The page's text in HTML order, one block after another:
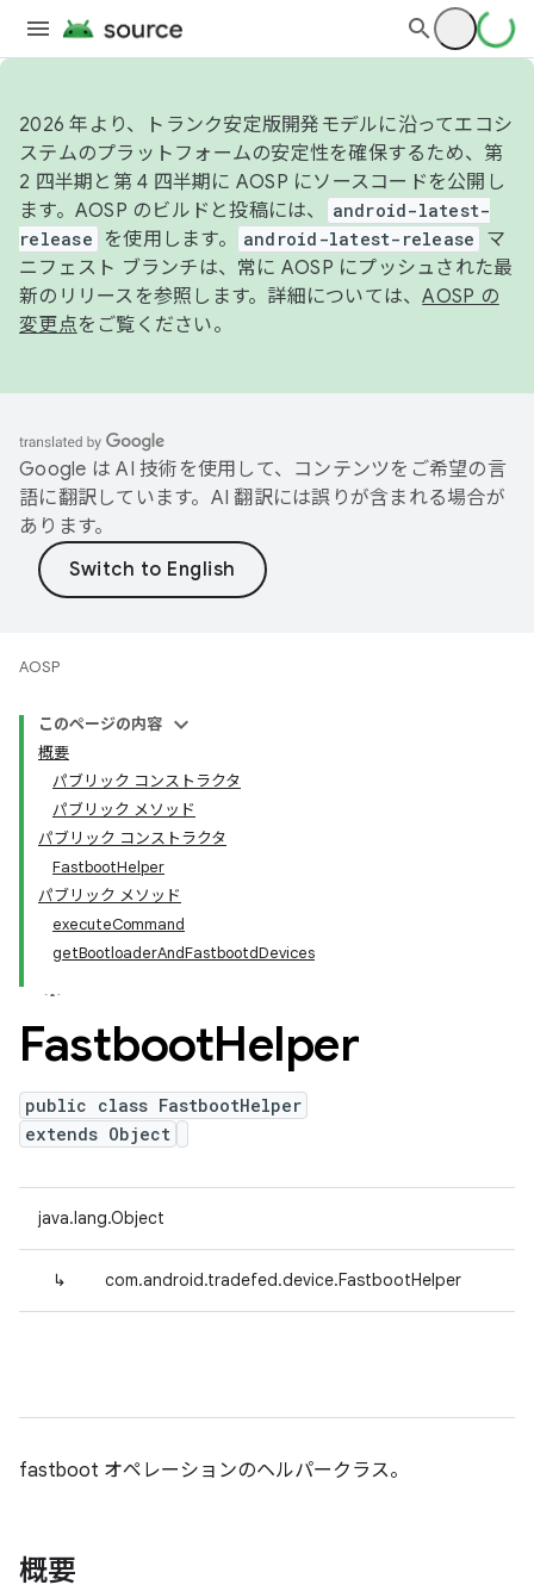
2026 年より、トランク安定版開発モデルに沿ってエコシ
ステムのプラットフォームの安定性を確保するため、第
2 四半期と第 4 四半期に AOSP にソースコードを公開し
ます。AOSP のビルドと投稿には、
android-latest-
release
を使用します。 android-latest-release
マ
ニフェスト ブランチは、常に AOSP にプッシュされた最
新のリリースを参照します。詳細については、AOSP の
変更点をご覧ください。
Google は AI 技術を使用して、コンテンツをご希望の言
語に翻訳しています。AI 翻訳には誤りが含まれる場合が
あります。
AOSP
このページの内容
概要
パブリック コンストラクタ
パブリック メソッド
パブリック コンストラクタ
FastbootHelper
パブリック メソッド
executeCommand
getBootloaderAndFastbootdDevices
FastbootHelper
public class FastbootHelper
extends Object
java.lang.Object
↳ com.android.tradefed.device.FastbootHelper
fastboot オペレーションのヘルパークラス。
概要